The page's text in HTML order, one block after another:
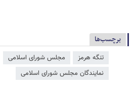
برچسب‌ها
تنگه هرمز
مجلس شورای اسلامی
نمایندگان مجلس شورای اسلامی